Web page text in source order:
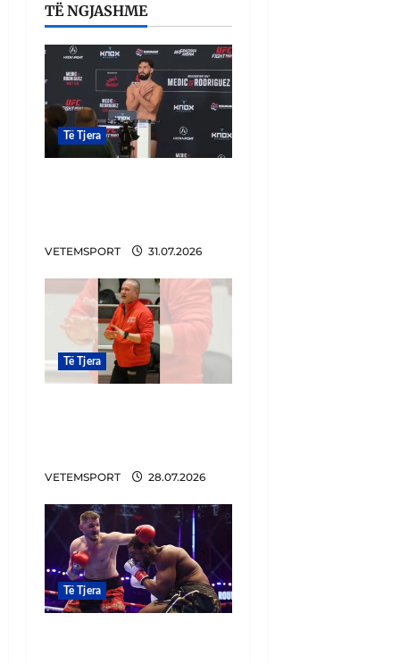
TË NGJASHME
Të Tjera
VETEMSPORT 31.07.2026
Të Tjera
VETEMSPORT 28.07.2026
Të Tjera